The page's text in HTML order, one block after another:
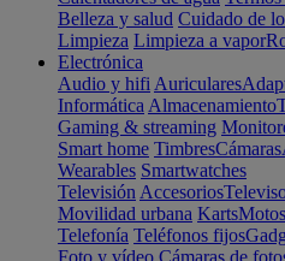
Belleza y salud Cuidado de
Limpieza Limpieza a vapor
Electrónica
Audio y hifi Auriculares
Informática Almacenamiento
Gaming & streaming
Smart home TimbresCámaras
Wearables Smartwatches
Televisión Accesorios
Movilidad urbana Karts
Telefonía Teléfonos fijos
Foto y vídeo Cámaras de